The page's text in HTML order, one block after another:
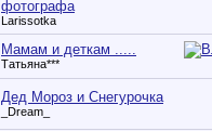
фотографа
Larissotka
Мамам и деткам .....
Татьяна***
Дед Мороз и Снегурочка
_Dream_